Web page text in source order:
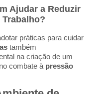
Ajudar a Reduzir
práticas para cuidar
também
na criação de um
combate à pressão